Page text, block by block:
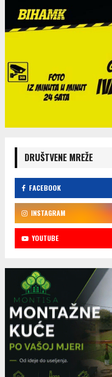
DRUŠTVENE MREŽE
FACEBOOK
INSTAGRAM
YOUTUBE